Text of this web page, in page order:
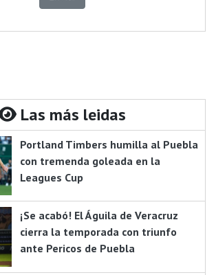
Las más leidas
Portland Timbers humilla al Puebla
con tremenda goleada en la
Leagues Cup
¡Se acabó! El Águila de Veracruz
cierra la temporada con triunfo
ante Pericos de Puebla